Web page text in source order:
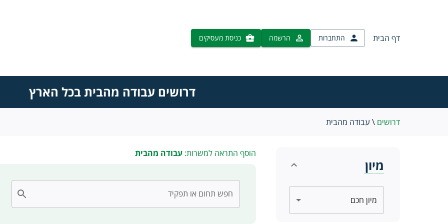
דף הבית התחברות הרשמה כניסת מעסיקים
דרושים עבודה מהבית בכל הארץ
דרושים \ עבודה מהבית
מיון
הוסף התראה למשרות: עבודה מהבית
חפש תחום או תפקיד